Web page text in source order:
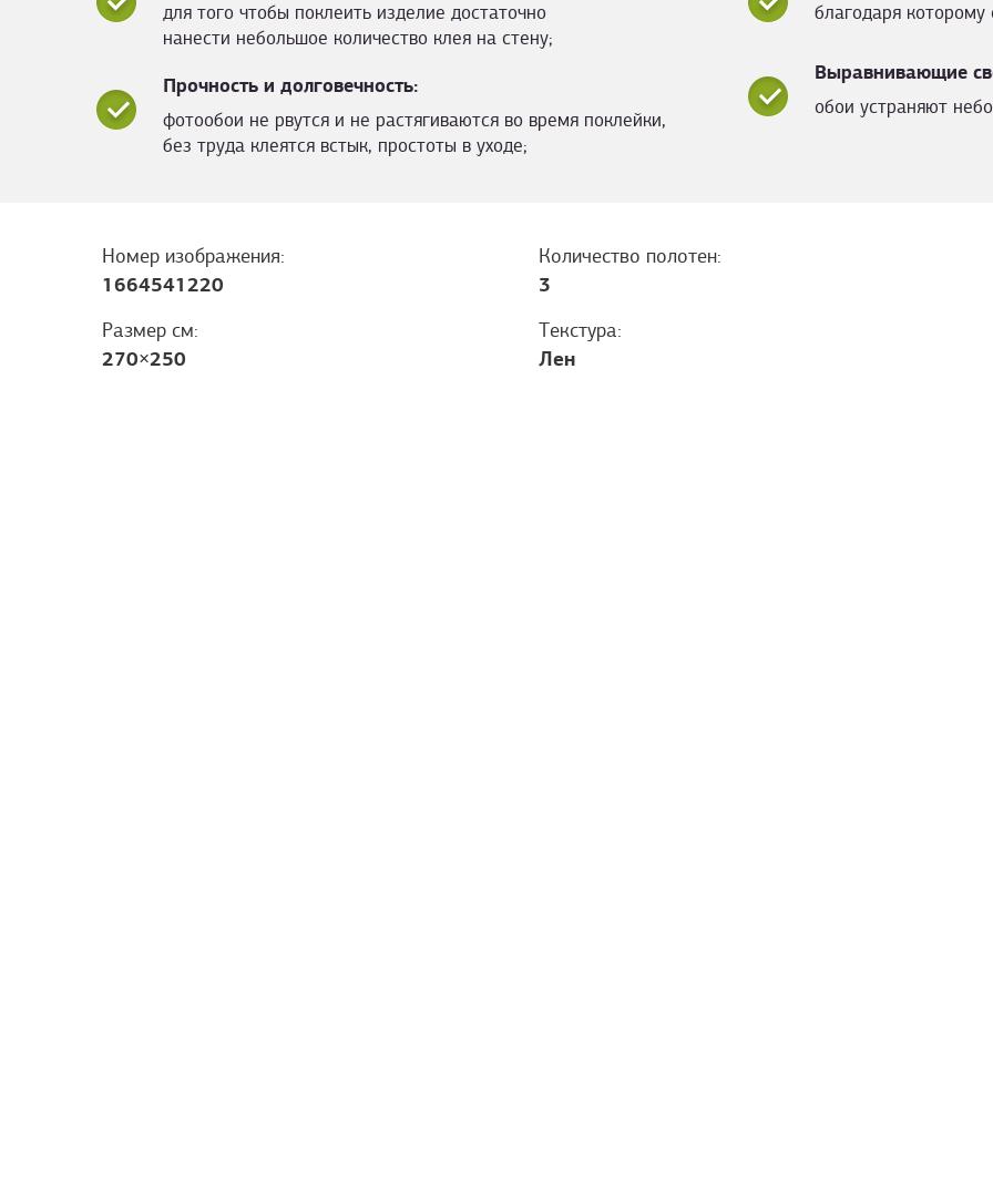
для того чтобы поклеить изделие достаточно
нанести небольшое количество клея на стену;
благодаря
Выравнивающие
обои устраняют
Прочность и долговечность:
фотообои не рвутся и не растягиваются во время поклейки,
без труда клеятся встык, простоты в уходе;
Номер изображения:
1664541220
Количество полотен:
3
Размер см:
270×250
Текстура:
Лен